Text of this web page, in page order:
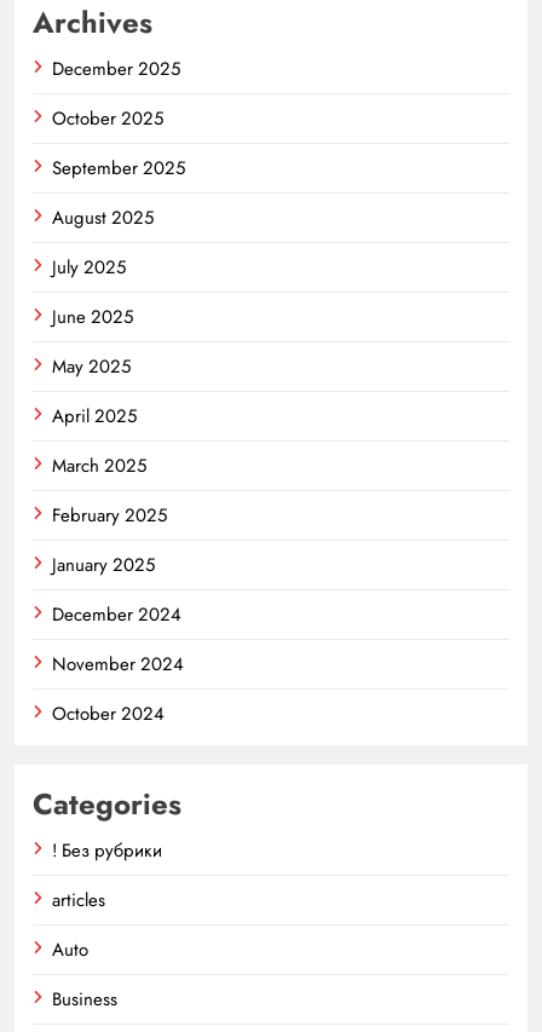
Archives
December 2025
October 2025
September 2025
August 2025
July 2025
June 2025
May 2025
April 2025
March 2025
February 2025
January 2025
December 2024
November 2024
October 2024
Categories
! Без рубрики
articles
Auto
Business